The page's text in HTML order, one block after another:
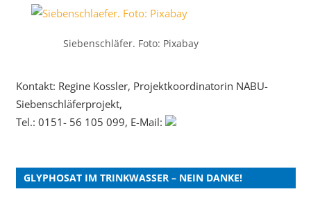
Siebenschläfer. Foto: Pixabay
Kontakt: Regine Kossler, Projektkoordinatorin NABU-
Siebenschläferprojekt,
Tel.: 0151- 56 105 099, E-Mail:
GLYPHOSAT IM TRINKWASSER – NEIN DANKE!